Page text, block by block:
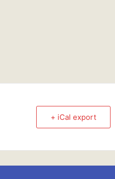
+ iCal export